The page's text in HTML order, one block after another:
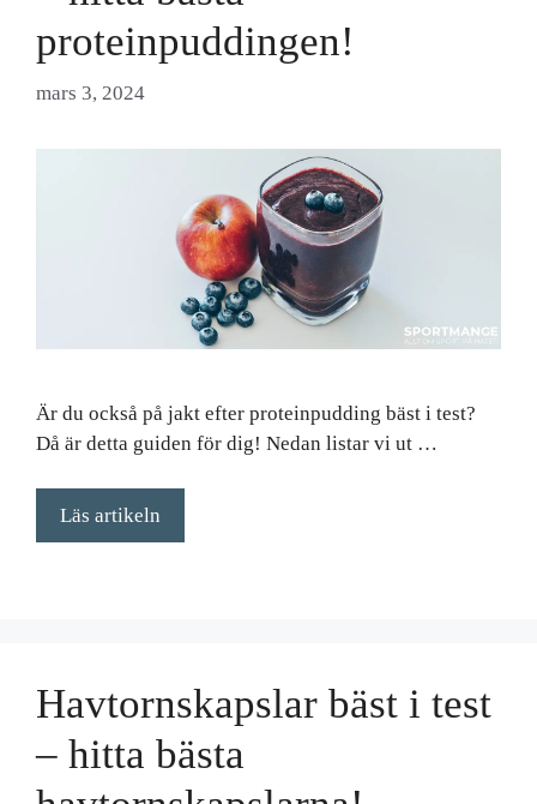
proteinpuddingen!
mars 3, 2024
Är du också på jakt efter proteinpudding bäst i test?
Då är detta guiden för dig! Nedan listar vi ut …
Läs artikeln
Havtornskapslar bäst i test
– hitta bästa